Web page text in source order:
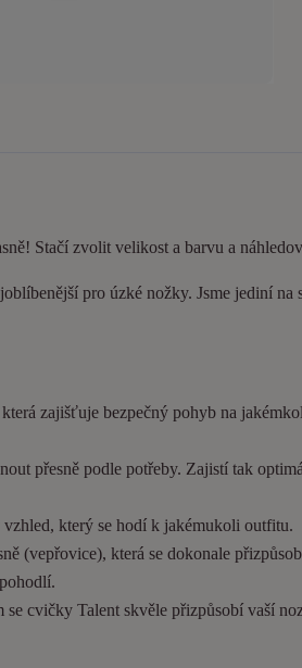
Stačí zvolit velikost a barvu a
pro úzké nožky. Jsme jediní
zajišťuje bezpečný pohyb na
přesně podle potřeby. Zajistí tak
který se hodí k jakémukoli outfitu.
(vepřovice), která se dokonale
cvičky Talent skvěle přizpůsobí vaší